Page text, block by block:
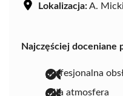
Lokalizacja:A.
Najczęściej doceniane
profesjonalna
miła atmosfera